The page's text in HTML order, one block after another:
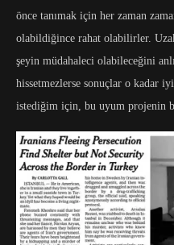
önce tanımak için her zaman
olabildiğince rahat olabilirler.
şeyin müdahaleci olabileceğini
hissetmezlerse sonuçlar o kadar
istediğim için, bu uyum projenin